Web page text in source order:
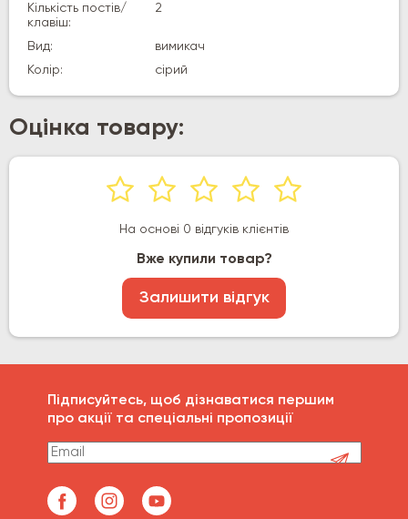
Кількість постів/
клавіш:
2
Вид:
вимикач
Колір:
сірий
Оцінка товару:
На основі 0 відгуків клієнтів
Вже купили товар?
Залишити відгук
Підписуйтесь, щоб дізнаватися першим
про акції та спеціальні пропозиції